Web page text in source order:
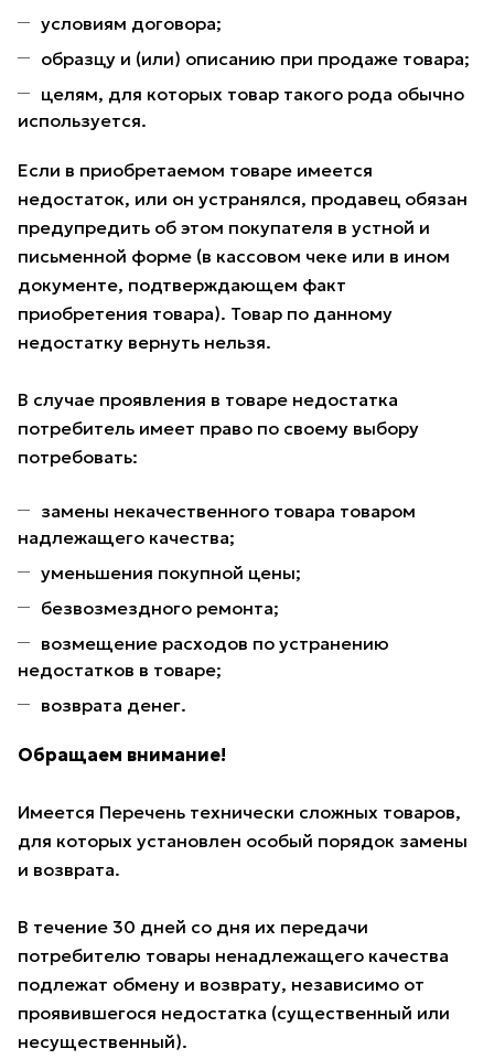
условиям договора;
образцу и (или) описанию при продаже товара;
целям, для которых товар такого рода обычно
используется.
Если в приобретаемом товаре имеется
недостаток, или он устранялся, продавец обязан
предупредить об этом покупателя в устной и
письменной форме (в кассовом чеке или в ином
документе, подтверждающем факт
приобретения товара). Товар по данному
недостатку вернуть нельзя.
В случае проявления в товаре недостатка
потребитель имеет право по своему выбору
потребовать:
замены некачественного товара товаром
надлежащего качества;
уменьшения покупной цены;
безвозмездного ремонта;
возмещение расходов по устранению
недостатков в товаре;
возврата денег.
Обращаем внимание!
Имеется Перечень технически сложных товаров,
для которых установлен особый порядок замены
и возврата.
В течение 30 дней со дня их передачи
потребителю товары ненадлежащего качества
подлежат обмену и возврату, независимо от
проявившегося недостатка (существенный или
несущественный).